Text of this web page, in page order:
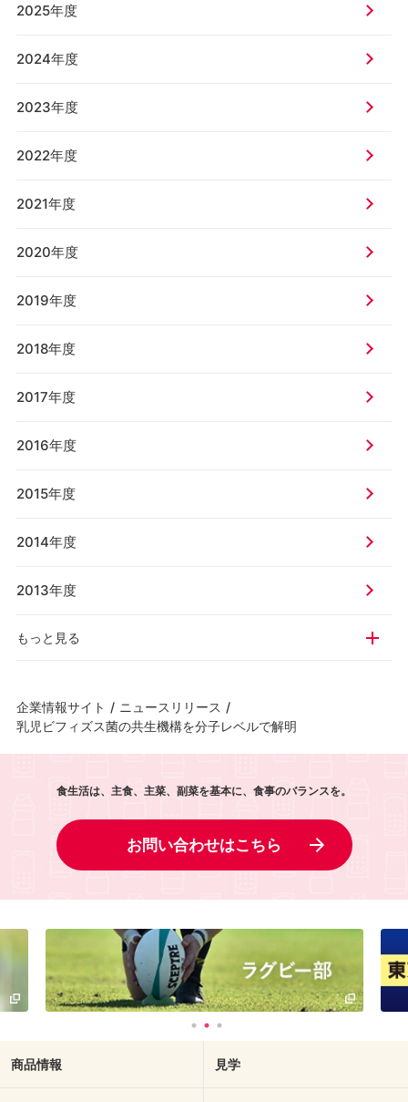
2025年度
2024年度
2023年度
2022年度
2021年度
2020年度
2019年度
2018年度
2017年度
2016年度
2015年度
2014年度
2013年度
もっと見る
企業情報サイト / ニュースリリース /
乳児ビフィズス菌の共生機構を分子レベルで解明
食生活は、主食、主菜、副菜を基本に、食事のバランスを。
お問い合わせはこちら
商品情報 見学